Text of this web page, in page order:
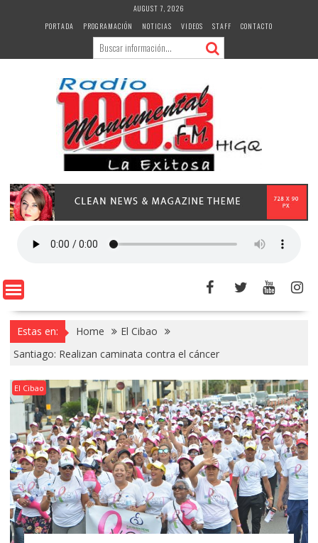
AUGUST 7, 2026
PORTADA
PROGRAMACIÓN NOTICIAS VIDEOS STAFF CONTACTO
Estas en: Home
El Cibao
Santiago: Realizan caminata contra el cáncer
El Cibao